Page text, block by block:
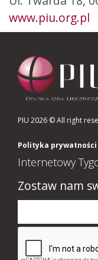
www.piu.org.pl
PIU 2026 © All right
Polityka prywatności
Internetowy
Zostaw nam